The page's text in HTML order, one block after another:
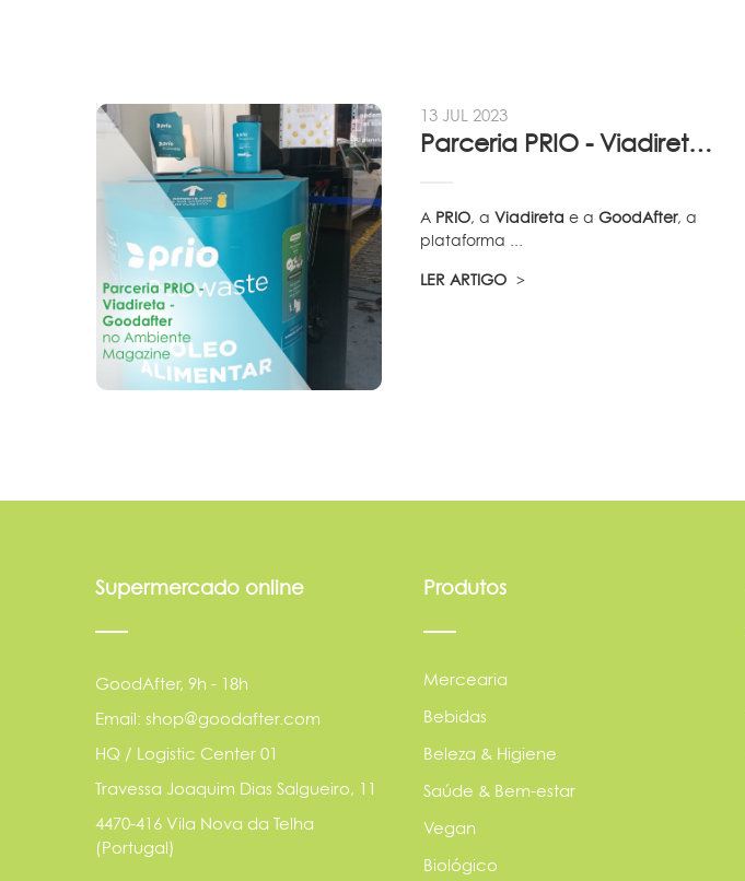
13 JUL 2023
Parceria PRIO - Viadireta - Goodafter...
A PRIO, aViadireta e aGoodAfter, a
plataforma ...
LER ARTIGO
Supermercado online
GoodAfter, 9h - 18h
Email: shop@goodafter.com
HQ / Logistic Center 01
Travessa Joaquim Dias Salgueiro, 11
4470-416 Vila Nova da Telha
(Portugal)
Produtos
Mercearia
Bebidas
Beleza & Higiene
Saúde & Bem-estar
Vegan
Biológico